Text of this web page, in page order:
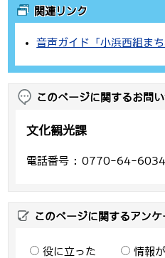
関連リンク
音声ガイド「小浜西組まち
このページに関するお問
文化観光課
電話番号 0770-64-6034
このページに関するアンケ
役に立った 情報